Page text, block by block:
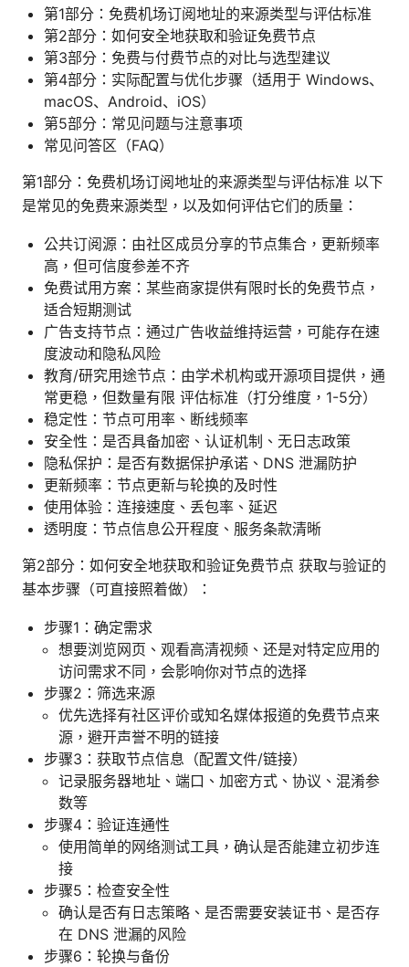
第1部分：免费机场订阅地址的来源类型与评估标准
第2部分：如何安全地获取和验证免费节点
第3部分：免费与付费节点的对比与选型建议
第4部分：实际配置与优化步骤（适用于 Windows、
macOS、Android、iOS）
第5部分：常见问题与注意事项
常见问答区（FAQ）
第1部分：免费机场订阅地址的来源类型与评估标准 以下
是常见的免费来源类型，以及如何评估它们的质量：
公共订阅源：由社区成员分享的节点集合，更新频率
高，但可信度参差不齐
免费试用方案：某些商家提供有限时长的免费节点，
适合短期测试
广告支持节点：通过广告收益维持运营，可能存在速
度波动和隐私风险
教育/研究用途节点：由学术机构或开源项目提供，通
常更稳，但数量有限 评估标准（打分维度，1-5分）
稳定性：节点可用率、断线频率
安全性：是否具备加密、认证机制、无日志政策
隐私保护：是否有数据保护承诺、DNS 泄漏防护
更新频率：节点更新与轮换的及时性
使用体验：连接速度、丢包率、延迟
透明度：节点信息公开程度、服务条款清晰
第2部分：如何安全地获取和验证免费节点 获取与验证的
基本步骤（可直接照着做）：
步骤1：确定需求
想要浏览网页、观看高清视频、还是对特定应用的
访问需求不同，会影响你对节点的选择
步骤2：筛选来源
优先选择有社区评价或知名媒体报道的免费节点来
源，避开声誉不明的链接
步骤3：获取节点信息（配置文件/链接）
记录服务器地址、端口、加密方式、协议、混淆参
数等
步骤4：验证连通性
使用简单的网络测试工具，确认是否能建立初步连
接
步骤5：检查安全性
确认是否有日志策略、是否需要安装证书、是否存
在 DNS 泄漏的风险
步骤6：轮换与备份